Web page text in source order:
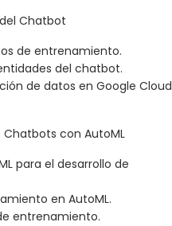
Chatbot
de entrenamiento.
del chatbot.
de datos en Google Cloud
Chatbots con AutoML
para el desarrollo de
en AutoML.
entrenamiento.